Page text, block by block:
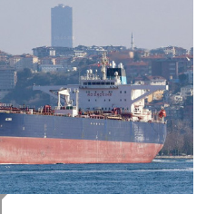
et Oman discutent
organisation des routes
stratégique.